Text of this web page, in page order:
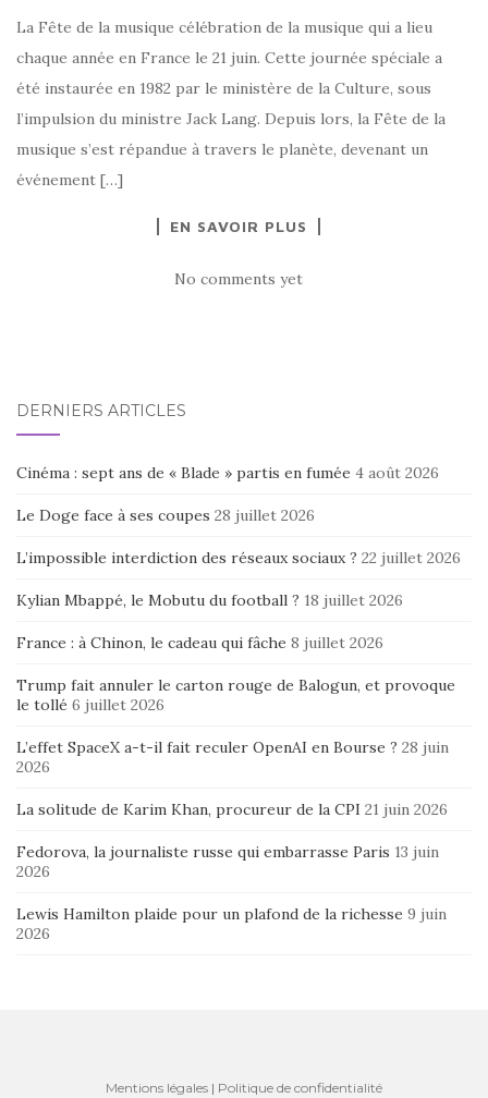
La Fête de la musique célébration de la musique qui a lieu
chaque année en France le 21 juin. Cette journée spéciale a
été instaurée en 1982 par le ministère de la Culture, sous
l’impulsion du ministre Jack Lang. Depuis lors, la Fête de la
musique s’est répandue à travers le planète, devenant un
événement […]
EN SAVOIR PLUS
No comments yet
DERNIERS ARTICLES
Cinéma : sept ans de « Blade » partis en fumée 4 août 2026
Le Doge face à ses coupes 28 juillet 2026
L’impossible interdiction des réseaux sociaux ? 22 juillet 2026
Kylian Mbappé, le Mobutu du football ? 18 juillet 2026
France : à Chinon, le cadeau qui fâche 8 juillet 2026
Trump fait annuler le carton rouge de Balogun, et provoque
le tollé 6 juillet 2026
L’effet SpaceX a-t-il fait reculer OpenAI en Bourse ? 28 juin
2026
La solitude de Karim Khan, procureur de la CPI 21 juin 2026
Fedorova, la journaliste russe qui embarrasse Paris 13 juin
2026
Lewis Hamilton plaide pour un plafond de la richesse 9 juin
2026
Mentions légales | Politique de confidentialité